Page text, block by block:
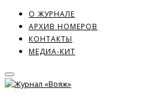
О ЖУРНАЛЕ
АРХИВ НОМЕРОВ
КОНТАКТЫ
МЕДИА-КИТ